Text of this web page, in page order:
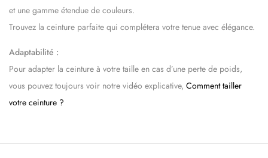
et une gamme étendue de couleurs.
Trouvez la ceinture parfaite qui complétera votre tenue avec élégance.
Adaptabilité :
Pour adapter la ceinture à votre taille en cas d’une perte de poids,
vous pouvez toujours voir notre vidéo explicative, Comment tailler
votre ceinture ?